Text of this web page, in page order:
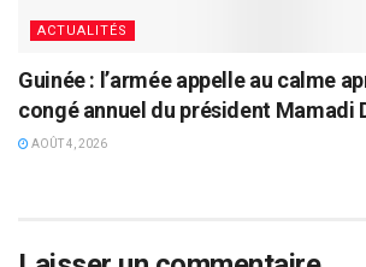
ACTUALITÉS
Guinée : l’armée appelle au calme
congé annuel du président Mamadi
AOÛT 4, 2026